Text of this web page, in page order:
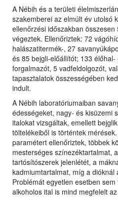
A Nébih és a területi
szakemberei az elmúlt év utolsó
ellenőrzési időszakban
végeztek. Ellenőriztek: 72
halászatitermék-, 27
és 85 bejgli-előállítót; 133
forgalmazót, 5 vadfeldolgozót,
tapasztalatok összességében
indult.
A Nébih laboratóriumaiban
édességeket, nagy- és kisüzemi
italokat vizsgáltak, emellett
töltelékeiből is történtek
paramétert ellenőriztek, többek
mesterséges színezéktartalmat,
tartósítószerek jelenlétét, a
kadmiumtartalmat, míg a dióknál
Problémát egyetlen esetben
alkoholos ital is mind megfelelt